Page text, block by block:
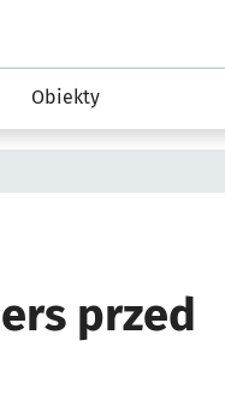
i rekreacja
Obiekty
przed